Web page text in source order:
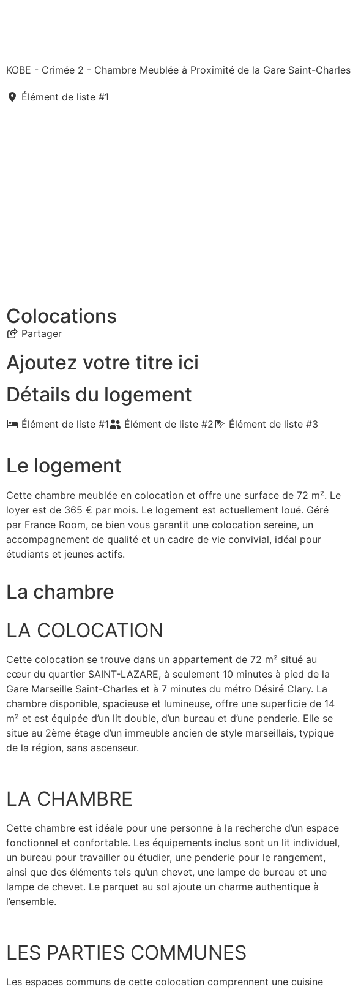
KOBE - Crimée 2 - Chambre Meublée à Proximité de la Gare Saint-Charles
Élément de liste #1
Colocations
Partager
Ajoutez votre titre ici
Détails du logement
Élément de liste #1 Élément de liste #2 Élément de liste #3
Le logement
Cette chambre meublée en colocation et offre une surface de 72 m². Le
loyer est de 365 € par mois. Le logement est actuellement loué. Géré
par France Room, ce bien vous garantit une colocation sereine, un
accompagnement de qualité et un cadre de vie convivial, idéal pour
étudiants et jeunes actifs.
La chambre
LA COLOCATION
Cette colocation se trouve dans un appartement de 72 m² situé au
cœur du quartier SAINT-LAZARE, à seulement 10 minutes à pied de la
Gare Marseille Saint-Charles et à 7 minutes du métro Désiré Clary. La
chambre disponible, spacieuse et lumineuse, offre une superficie de 14
m² et est équipée d’un lit double, d’un bureau et d’une penderie. Elle se
situe au 2ème étage d’un immeuble ancien de style marseillais, typique
de la région, sans ascenseur.
LA CHAMBRE
Cette chambre est idéale pour une personne à la recherche d’un espace
fonctionnel et confortable. Les équipements inclus sont un lit individuel,
un bureau pour travailler ou étudier, une penderie pour le rangement,
ainsi que des éléments tels qu’un chevet, une lampe de bureau et une
lampe de chevet. Le parquet au sol ajoute un charme authentique à
l’ensemble.
LES PARTIES COMMUNES
Les espaces communs de cette colocation comprennent une cuisine